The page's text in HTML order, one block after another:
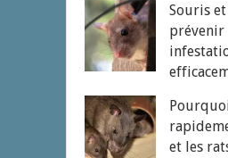
Souris
prévenir
et les